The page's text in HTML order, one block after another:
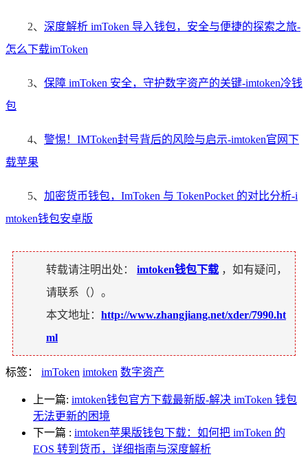
2、 深度解析 imToken 导入钱包，安全与便捷的探索之旅-
怎么下载imToken
3、 保障 imToken 安全，守护数字资产的关键-imtoken冷钱
包
4、 警惕！IMToken封号背后的风险与启示-imtoken官网下
载苹果
5、 加密货币钱包，ImToken 与 TokenPocket 的对比分析-i
mtoken钱包安卓版
转载请注明出处： imtoken钱包下载 ，如有疑问，
请联系（）。
本文地址： http://www.zhangjiang.net/xder/7990.ht
ml
标签： imToken imtoken 数字资产
上一篇: imtoken钱包官方下载最新版-解决 imToken 钱包
无法更新的困境
下一篇 : imtoken苹果版钱包下载：如何把 imToken 的
EOS 转到货币，详细指南与深度解析